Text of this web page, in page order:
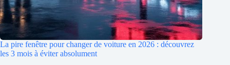
La pire fenêtre pour changer de voiture en 2026 : découvrez
les 3 mois à éviter absolument